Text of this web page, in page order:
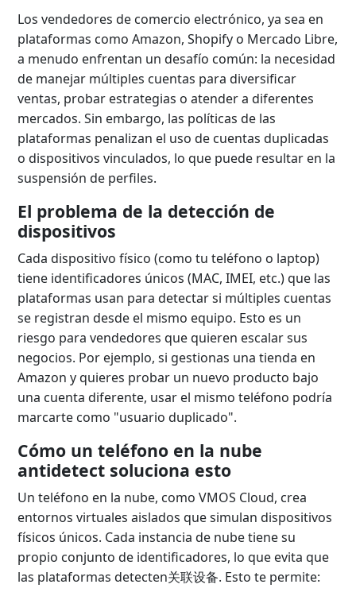
Los vendedores de comercio electrónico, ya sea en
plataformas como Amazon, Shopify o Mercado Libre,
a menudo enfrentan un desafío común: la necesidad
de manejar múltiples cuentas para diversificar
ventas, probar estrategias o atender a diferentes
mercados. Sin embargo, las políticas de las
plataformas penalizan el uso de cuentas duplicadas
o dispositivos vinculados, lo que puede resultar en la
suspensión de perfiles.
El problema de la detección de
dispositivos
Cada dispositivo físico (como tu teléfono o laptop)
tiene identificadores únicos (MAC, IMEI, etc.) que las
plataformas usan para detectar si múltiples cuentas
se registran desde el mismo equipo. Esto es un
riesgo para vendedores que quieren escalar sus
negocios. Por ejemplo, si gestionas una tienda en
Amazon y quieres probar un nuevo producto bajo
una cuenta diferente, usar el mismo teléfono podría
marcarte como "usuario duplicado".
Cómo un teléfono en la nube
antidetect soluciona esto
Un teléfono en la nube, como VMOS Cloud, crea
entornos virtuales aislados que simulan dispositivos
físicos únicos. Cada instancia de nube tiene su
propio conjunto de identificadores, lo que evita que
las plataformas detecten关联设备. Esto te permite: